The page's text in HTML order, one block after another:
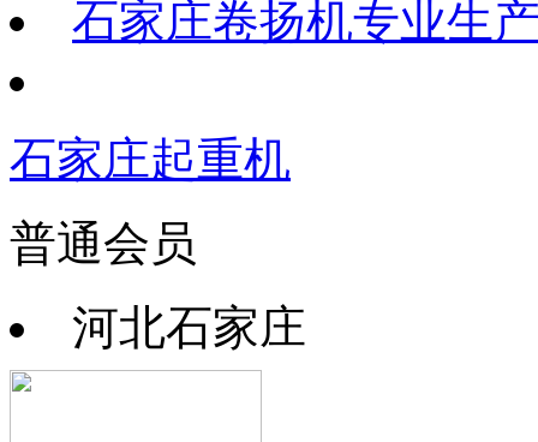
石家庄卷扬机专业生
石家庄起重机
普通会员
河北石家庄